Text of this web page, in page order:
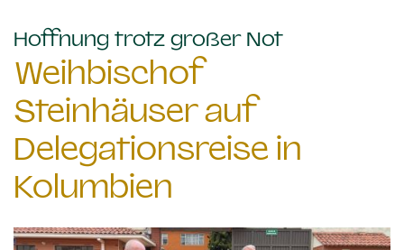
Hoffnung trotz großer Not:
Weihbischof
Steinhäuser auf
Delegationsreise in
Kolumbien